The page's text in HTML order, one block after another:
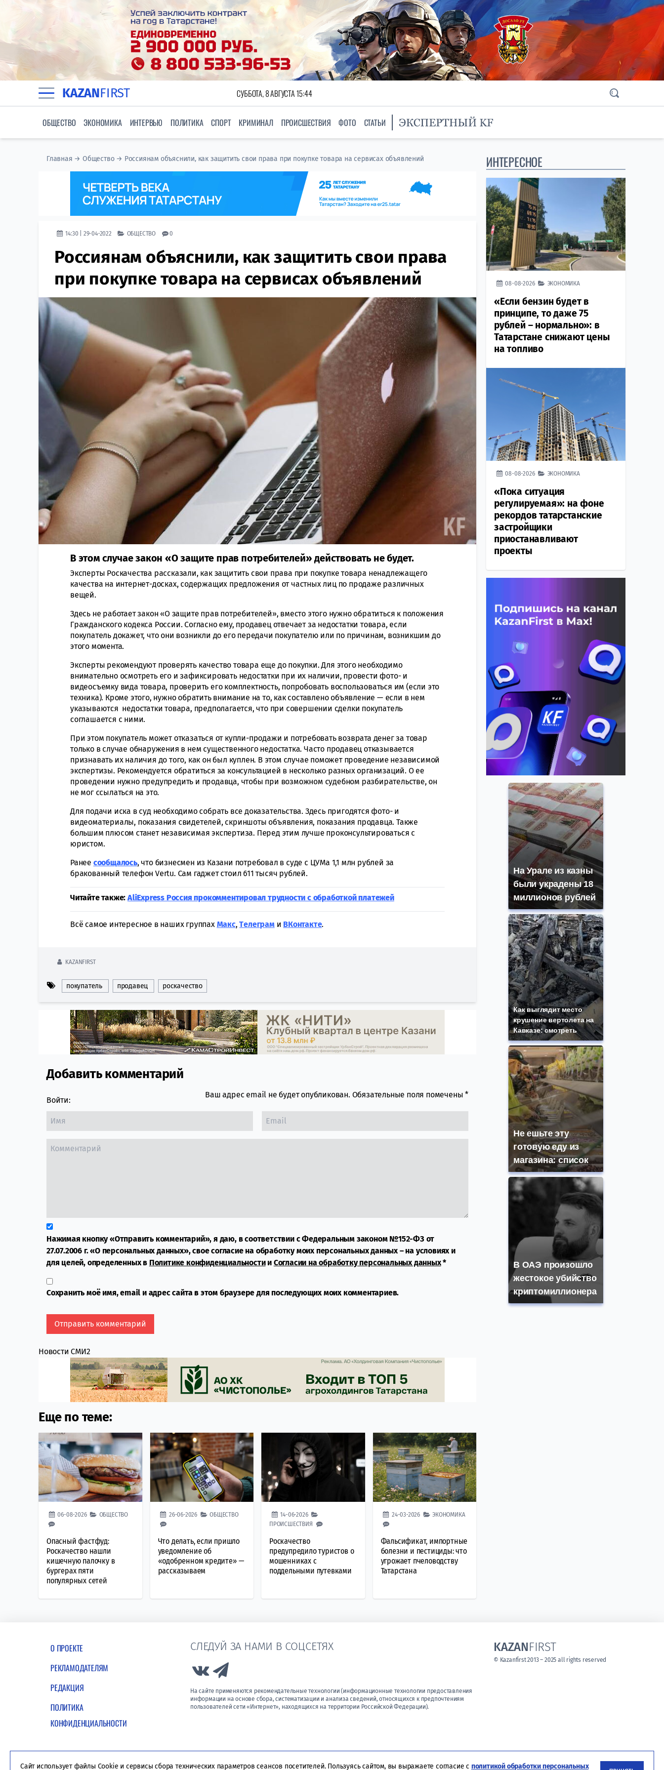
KAZANFIRST СУББОТА, 8 АВГУСТА 15:44
ОБЩЕСТВО ЭКОНОМИКА ИНТЕРВЬЮ ПОЛИТИКА СПОРТ КРИМИНАЛ ПРОИСШЕСТВИЯ ФОТО СТАТЬИ
Главная →Общество→ Россиянам объяснили, как защитить свои права при покупке товара на сервисах объявлений
14:30 | 29-04-2022 ОБЩЕСТВО 0
Россиянам объяснили, как защитить свои права
при покупке товара на сервисах объявлений
В этом случае закон «О защите прав потребителей» действовать не будет.
Эксперты Роскачества рассказали, как защитить свои права при покупке товара ненадлежащего
качества на интернет-досках, содержащих предложения от частных лиц по продаже различных
вещей.
Здесь не работает закон «О защите прав потребителей», вместо этого нужно обратиться к положения
Гражданского кодекса России. Согласно ему, продавец отвечает за недостатки товара, если
покупатель докажет, что они возникли до его передачи покупателю или по причинам, возникшим до
этого момента.
Эксперты рекомендуют проверять качество товара еще до покупки. Для этого необходимо
внимательно осмотреть его и зафиксировать недостатки при их наличии, провести фото- и
видеосъемку вида товара, проверить его комплектность, попробовать воспользоваться им (если это
техника). Кроме этого, нужно обратить внимание на то, как составлено объявление — если в нем
указываются недостатки товара, предполагается, что при совершении сделки покупатель
соглашается с ними.
При этом покупатель может отказаться от купли-продажи и потребовать возврата денег за товар
только в случае обнаружения в нем существенного недостатка. Часто продавец отказывается
признавать их наличия до того, как он был куплен. В этом случае поможет проведение независимой
экспертизы. Рекомендуется обратиться за консультацией в несколько разных организаций. О ее
проведении нужно предупредить и продавца, чтобы при возможном судебном разбирательстве, он
не мог ссылаться на это.
Для подачи иска в суд необходимо собрать все доказательства. Здесь пригодятся фото- и
видеоматериалы, показания свидетелей, скриншоты объявления, показания продавца. Также
большим плюсом станет независимая экспертиза. Перед этим лучше проконсультироваться с
юристом.
Ранее сообщалось, что бизнесмен из Казани потребовал в суде с ЦУМа 1,1 млн рублей за
бракованный телефон Vertu. Сам гаджет стоил 611 тысяч рублей.
Читайте также:AliExpress Россия прокомментировал трудности с обработкой платежей
Всё самое интересное в наших группах Макс,Tелеграми ВКонтакте.
KAZANFIRST
покупатель продавец роскачество
Comment section
Добавить комментарий
Войти:
Ваш адрес email не будет опубликован. Обязательные поля помечены*
Нажимая кнопку «Отправить комментарий», я даю, в соответствии с Федеральным законом №152-ФЗ от
27.07.2006 г. «О персональных данных», свое согласие на обработку моих персональных данных – на условиях и
для целей, определенных в Политике конфиденциальностии Согласии на обработку персональных данных*
Сохранить моё имя, email и адрес сайта в этом браузере для последующих моих комментариев.
Новости СМИ2
Еще по теме:
06-08-2026 ОБЩЕСТВО
Опасный фастфуд:
Роскачество нашли
кишечную палочку в
бургерах пяти
популярных сетей
26-06-2026 ОБЩЕСТВО
Что делать, если пришло
уведомление об
«одобренном кредите» —
рассказываем
14-06-2026
ПРОИСШЕСТВИЯ
Роскачество
предупредило туристов о
мошенниках с
поддельными путевками
24-03-2026 ЭКОНОМИКА
Фальсификат, импортные
болезни и пестициды: что
угрожает пчеловодству
Татарстана
ИНТЕРЕСНОЕ
08-08-2026 ЭКОНОМИКА
«Если бензин будет в
принципе, то даже 75
рублей – нормально»: в
Татарстане снижают цены
на топливо
08-08-2026 ЭКОНОМИКА
«Пока ситуация
регулируемая»: на фоне
рекордов татарстанские
застройщики
приостанавливают
проекты
На Урале из казны
были украдены 18
миллионов рублей
Как выглядит место
крушение вертолета на
Кавказе: смотреть
Не ешьте эту
готовую еду из
магазина: список
В ОАЭ произошло
жестокое убийство
криптомиллионера
О ПРОЕКТЕ
РЕКЛАМОДАТЕЛЯМ
РЕДАКЦИЯ
ПОЛИТИКА
КОНФИДЕНЦИАЛЬНОСТИ
СЛЕДУЙ ЗА НАМИ В СОЦСЕТЯХ
Link to Vk
На сайте применяются рекомендательные технологии (информационные технологии предоставления
информации на основе сбора, систематизации и анализа сведений, относящихся к предпочтениям
пользователей сети «Интернет», находящихся на территории Российской Федерации).
KAZANFIRST
© Kazanfirst 2013 – 2025 all rights reserved
Сайт использует файлы Cookie и сервисы сбора технических параметров сеансов посетителей. Пользуясь сайтом, вы выражаете согласие с политикой обработки персональных